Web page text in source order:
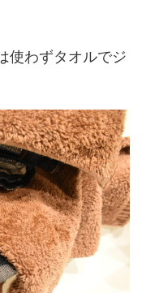
使わずタオルでジ